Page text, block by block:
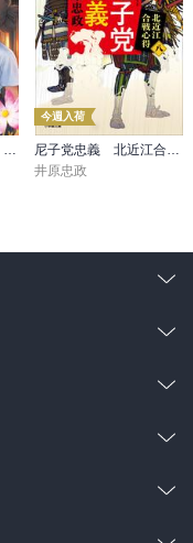
今週入荷
井原忠政